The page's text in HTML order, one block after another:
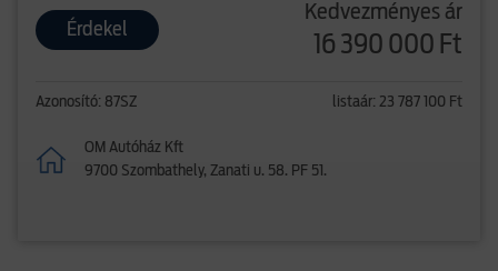
Érdekel
Kedvezményes ár
16 390 000 Ft
Azonosító: 87SZ listaár: 23 787 100 Ft
OM Autóház Kft
9700 Szombathely, Zanati u. 58. PF 51.